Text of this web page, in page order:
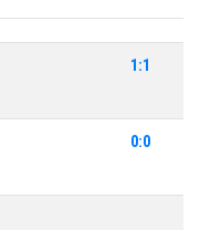
1:1
0:0